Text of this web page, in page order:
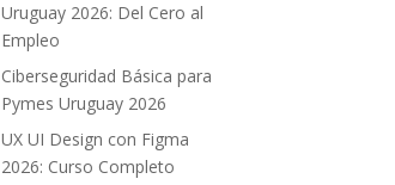
Uruguay 2026: Del Cero al
Empleo
Ciberseguridad Básica para
Pymes Uruguay 2026
UX UI Design con Figma
2026: Curso Completo